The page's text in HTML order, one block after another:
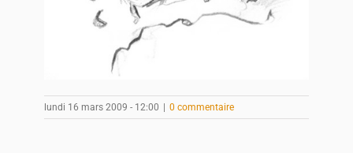
lundi 16 mars 2009 - 12:00 | 0 commentaire